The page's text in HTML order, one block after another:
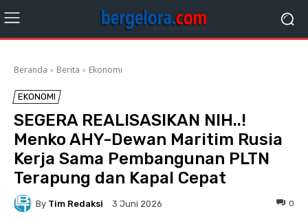
Beranda Berita Ekonomi
EKONOMI
SEGERA REALISASIKAN NIH..!
Menko AHY-Dewan Maritim Rusia
Kerja Sama Pembangunan PLTN
Terapung dan Kapal Cepat
By Tim Redaksi 3 Juni 2026 0